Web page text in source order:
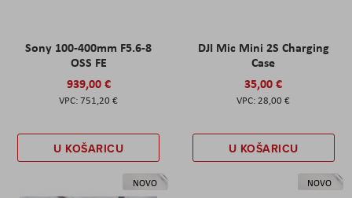
Sony 100-400mm F5.6-8
OSS FE
939,00 €
751,20 €
U KOŠARICU
DJI Mic Mini 2S Charging
Case
35,00 €
28,00 €
U KOŠARICU
NOVO NOVO